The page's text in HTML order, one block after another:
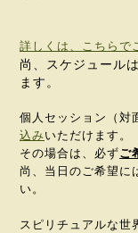
詳しくは、こちらで
尚、スケジュール
ます。
個人セッション（対
込みいただけます。
その場合は、必ずご
尚、当日のご希望に
い。
スピリチュアルな世